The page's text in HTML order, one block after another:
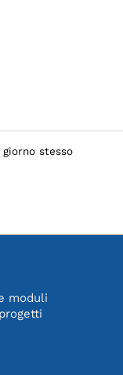
stesso
moduli